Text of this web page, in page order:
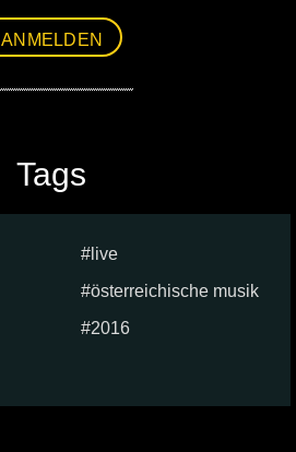
ANMELDEN
Tags
live
österreichische musik
2016